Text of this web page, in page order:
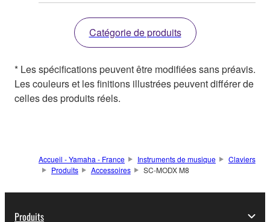
Catégorie de produits
* Les spécifications peuvent être modifiées sans préavis.
Les couleurs et les finitions illustrées peuvent différer de
celles des produits réels.
Accueil - Yamaha - France Instruments de musique
Claviers
Produits
Accessoires SC-MODX M8
Produits